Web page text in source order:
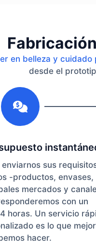
en belleza y cuidado
desde el
sus
-productos, envases,
mercados y
con un
horas. Un servicio
es lo que mejor
hacer.